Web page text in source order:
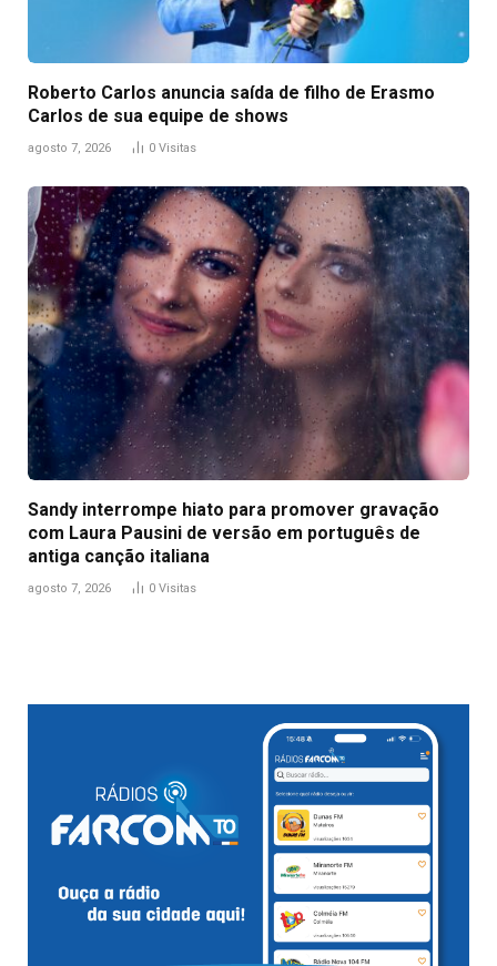
Roberto Carlos anuncia saída de filho de Erasmo
Carlos de sua equipe de shows
agosto 7, 2026 0 Visitas
Sandy interrompe hiato para promover gravação
com Laura Pausini de versão em português de
antiga canção italiana
agosto 7, 2026 0 Visitas